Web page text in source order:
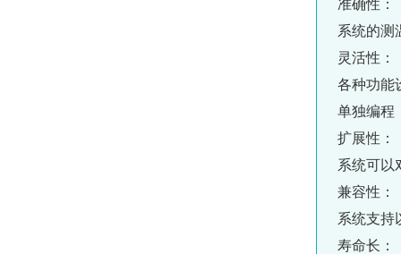
准确性：
系统的测
灵活性：
各种功能
单独编程
扩展性：
系统可以
兼容性：
系统支持
寿命长：